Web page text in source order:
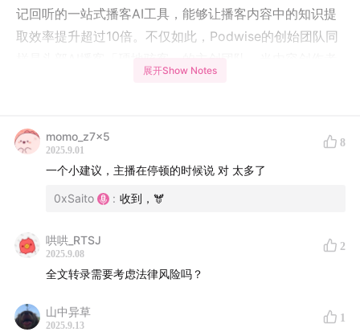
记回听的一站式播客AI工具，能够让播客内容中的知识提
取效率提升超过10倍。不仅如此，Podwise的创始团队同
展开Show Notes
momo_z7x5
2025.9.01
8
一个小建议，主播在停顿的时候说 对 太多了
0xSaito : 收到，🫎
哄哄_RTSJ
2025.9.08
2
全文转录需要考虑法律风险吗？
山中异草
2025.9.13
1